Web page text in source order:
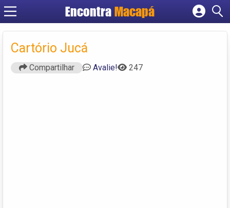
EncontraMacapá
Cadastrar empresa
Cartório Jucá
Compartilhar Avalie! 247